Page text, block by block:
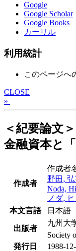
Google
Google Scholar
Google Books
カーリル
利用統計
このページへ
CLOSE
»
＜紀要論文＞
金融資本と「
作成者
作成者
野田,
Noda,
ノダ,
本文言語
日本語
出版者
九州大
Society
発行日
1988-